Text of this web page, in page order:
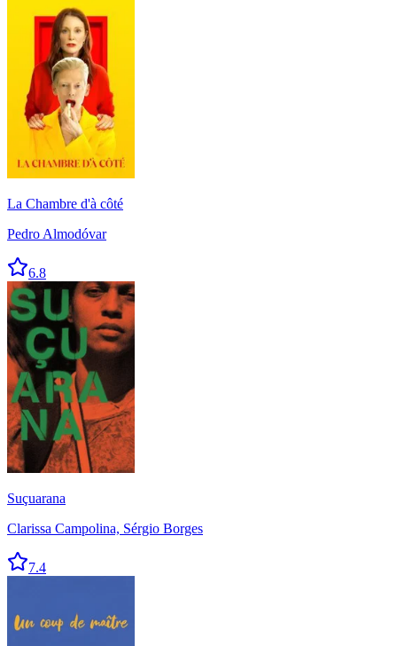
La Chambre d'à côté
Pedro Almodóvar
6.8
Suçuarana
Clarissa Campolina, Sérgio Borges
7.4